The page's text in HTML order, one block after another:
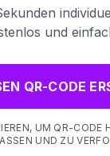
und
QR-CODE
UM QR-CODE
UND ZU